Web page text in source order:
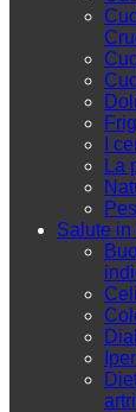
I
La
Salute in